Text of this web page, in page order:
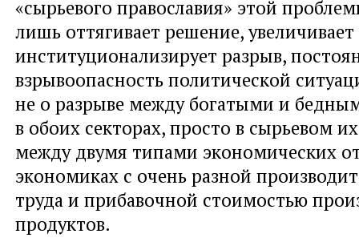
«сырьевого православия» этой
лишь оттягивает решение,
институционализирует разрыв,
взрывоопасность политической
не о разрыве между богатыми и
в обоих секторах, просто в сырьевом
между двумя типами экономических
экономиках с очень разной
труда и прибавочной стоимостью
продуктов.